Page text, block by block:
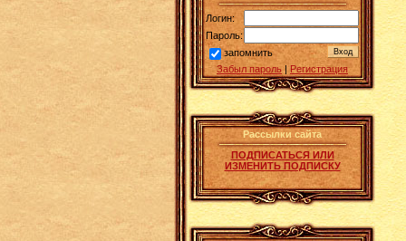
Логин:
Пароль:
запомнить
Забыл пароль | Регистрация
Рассылки сайта
ПОДПИСАТЬСЯ ИЛИ
ИЗМЕНИТЬ ПОДПИСКУ